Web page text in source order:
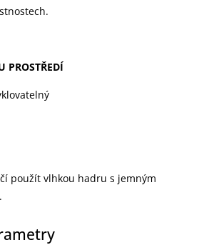
PROSTŘEDÍ
použít vlhkou hadru s jemným